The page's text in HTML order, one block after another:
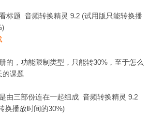
标题 音频转换精灵 9.2 (试用版只能转换播
的，功能限制类型，只能转30%，至于怎么
的课题
由三部份连在一起组成 音频转换精灵 9.2
换播放时间的30%)